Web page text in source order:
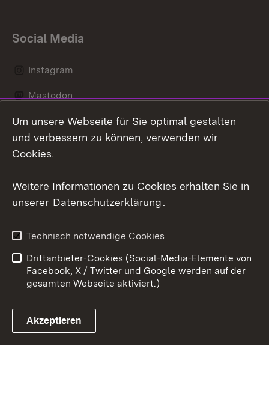
Social Media
Instagram
Mastodon
Messenger
Link zum Landesportal
Kontakt
Impressum
Cookies
Um unsere Webseite für Sie optimal gestalten
und verbessern zu können, verwenden wir
Cookies.
Weitere Informationen zu Cookies erhalten Sie in
unserer Datenschutzerklärung.
Technisch notwendige Cookies
Drittanbieter-Cookies (Social-Media-Elemente von
Facebook, X / Twitter und Google werden auf der
gesamten Webseite aktiviert.)
Akzeptieren